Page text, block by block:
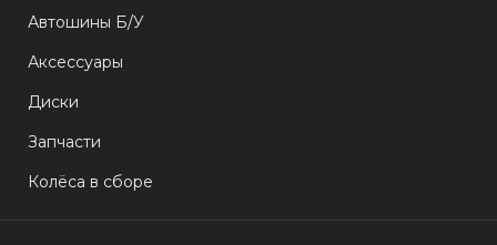
Автошины Б/У
Аксессуары
Диски
Запчасти
Колёса в сборе